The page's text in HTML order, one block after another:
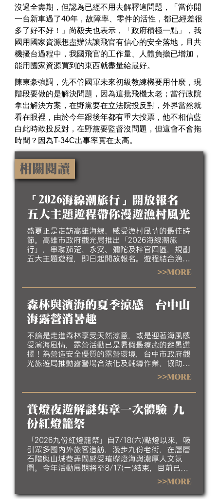
沒過全壽期，但認為已經不用去解釋這問題，「當你開
一台新車過了40年，故障率、零件的活性，都已經差很
多了好不好！」尚毅夫也表示，「政府積極一點」，我
國用國家資源想盡辦法讓飛官有信心的安全落地，且共
機擾台過程中，我國飛官的工作量、人體負擔已增加，
能用國家資源買到的東西就盡量給最好。
陳東豪強調，先不管國軍未來初級教練機要用什麼，現
階段要做的是解決問題，因為這批飛機太老；當行政院
拿出解決方案，在野黨要在立法院投反對，外界當然就
看在眼裡，由於今年跟後年都有重大投票，他不相信藍
白此時敢投反對，在野黨要監督沒問題，但這會不會拖
時間？因為T-34C出事率實在太高。
相關閱讀
「2026海線潮旅行」開放報名
五大主題遊程帶你漫遊漁村風光
盛夏正是走訪高雄海線、感受漁村風情的最佳時
節。高雄市政府觀光局推出「2026海線潮旅
行」，串聯茄萣、永安、彌陀及梓官四區，規劃
五大主題遊程，即日起開放報名。遊程結合漁村
聚落、生態景觀、地方工藝、特色美食及互動體
驗，帶領民眾深入探索北高雄海線豐富的自然生
態、人文底蘊與漁村產業特色，歡迎大家相約來
受最道地的漁村魅力。
>>MORE
森林與濱海的夏季涼感 台中山
海露營消暑趣
不論是走進森林享受天然涼意，或是迎著海風感
受濱海風情，露營活動已是暑假最療癒的避暑選
擇！為營造安全優質的露營環境，台中市政府觀
光旅遊局推動露營場合法化及輔導作業，協助業
者完善場地設施、強化安全管理並提升服務品
質，邀請民眾今夏走進台中，體驗山海露營的悠
閒與美好。
>>MORE
賞燈夜遊解謎集章一次體驗 九
份紅燈籠祭
「2026九份紅燈籠祭」自7/18(六)點燈以來，吸
引眾多國內外旅客造訪，漫步九份老街，在層層
石階與山城巷弄間感受璀璨燈海與濃厚人文氛
圍。今年活動展期將至8/17(一)結束，目前已進
入倒數階段，誠摯邀請民眾把握暑假最後時光，
走訪九份欣賞夜間燈飾，感受山城夏夜的獨特魅
力。
>>MORE